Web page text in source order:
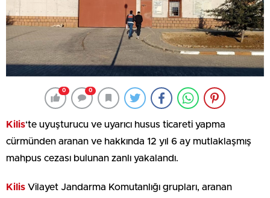
0 0
Kilis‘te uyuşturucu ve uyarıcı husus ticareti yapma
cürmünden aranan ve hakkında 12 yıl 6 ay mutlaklaşmış
mahpus cezası bulunan zanlı yakalandı.
Kilis Vilayet Jandarma Komutanlığı grupları, aranan